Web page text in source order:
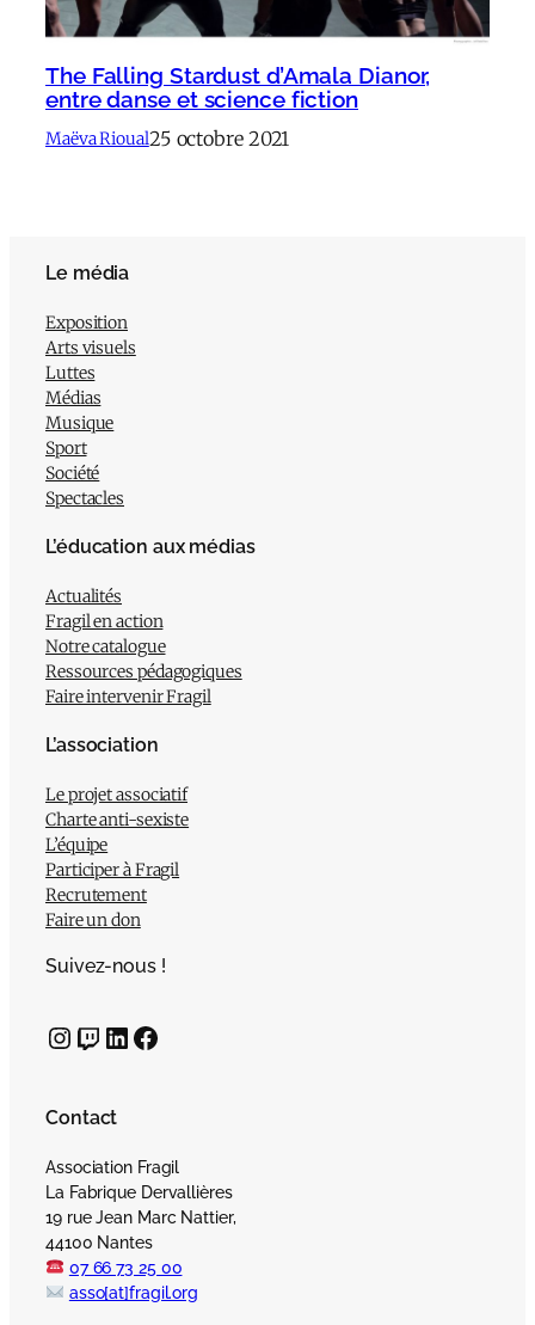
The Falling Stardust d’Amala Dianor,
entre danse et science fiction
Maëva Rioual25 octobre 2021
Le média
Exposition
Arts visuels
Luttes
Médias
Musique
Sport
Société
Spectacles
L’éducation aux médias
Actualités
Fragil en action
Notre catalogue
Ressources pédagogiques
Faire intervenir Fragil
L’association
Le projet associatif
Charte anti-sexiste
L’équipe
Participer à Fragil
Recrutement
Faire un don
Suivez-nous !
InstagramTwitch LinkedIn Facebook
Contact
Association Fragil
La Fabrique Dervallières
19 rue Jean Marc Nattier,
44100 Nantes
07 66 73 25 00
asso[at]fragil.org